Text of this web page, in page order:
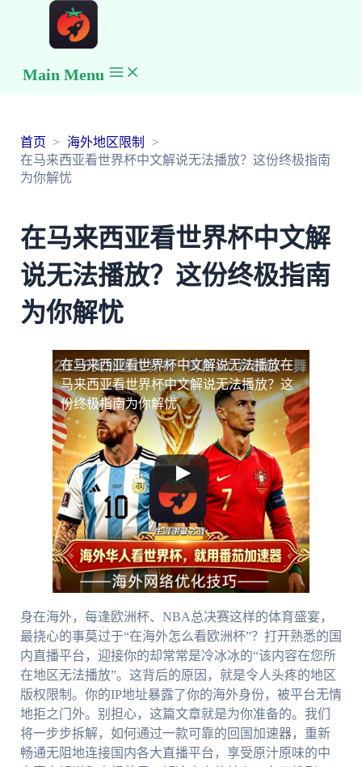
Main Menu
首页
海外地区限制
在马来西亚看世界杯中文解说无法播放？这份终极指南
为你解忧
在马来西亚看世界杯中文解
说无法播放？这份终极指南
为你解忧
在马来西亚看世界杯中文解说无法播放在
马来西亚看世界杯中文解说无法播放？这
份终极指南为你解忧
身在海外，每逢欧洲杯、NBA总决赛这样的体育盛宴，
最挠心的事莫过于“在海外怎么看欧洲杯”？打开熟悉的国
内直播平台，迎接你的却常常是冷冰冰的“该内容在您所
在地区无法播放”。这背后的原因，就是令人头疼的地区
版权限制。你的IP地址暴露了你的海外身份，被平台无情
地拒之门外。别担心，这篇文章就是为你准备的。我们
将一步步拆解，如何通过一款可靠的回国加速器，重新
畅通无阻地连接国内各大直播平台，享受原汁原味的中